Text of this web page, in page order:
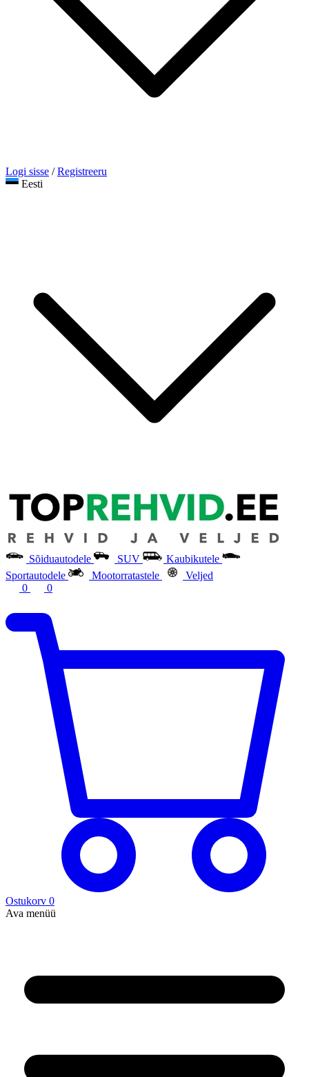
Logi sisse / Registreeru
Eesti
Sõiduautodele SUV
Kaubikutele
Sportautodele
Mootorratastele
Veljed
0
0
Ostukorv 0
Ava menüü